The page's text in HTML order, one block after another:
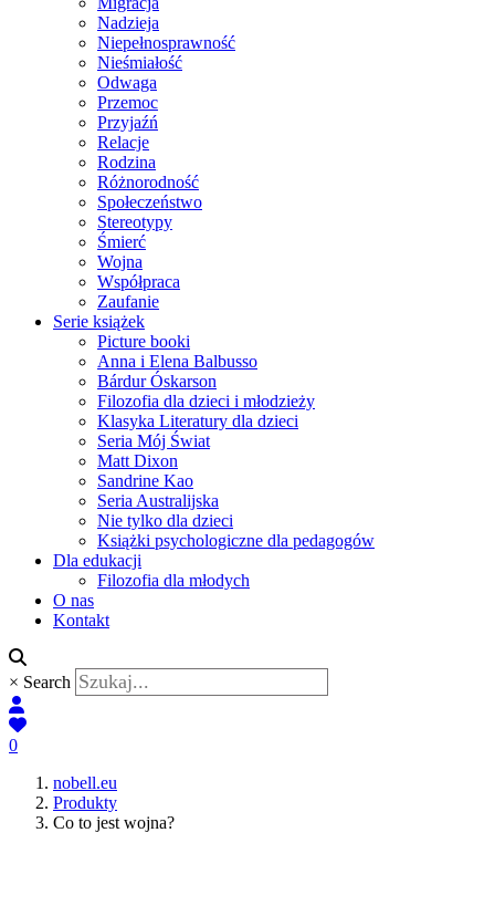
Nadzieja
Niepełnosprawność
Nieśmiałość
Odwaga
Przemoc
Przyjaźń
Relacje
Rodzina
Różnorodność
Społeczeństwo
Stereotypy
Śmierć
Wojna
Współpraca
Zaufanie
Serie książek
Picture booki
Anna i Elena Balbusso
Bárdur Óskarson
Filozofia dla dzieci i młodzieży
Klasyka Literatury dla dzieci
Seria Mój Świat
Matt Dixon
Sandrine Kao
Seria Australijska
Nie tylko dla dzieci
Książki psychologiczne dla pedagogów
Dla edukacji
Filozofia dla młodych
O nas
Kontakt
× Search
0
nobell.eu
Produkty
Co to jest wojna?